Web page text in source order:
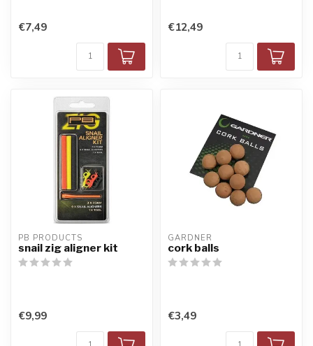
€7,49 €12,49
PB PRODUCTS
snail zig aligner kit
€9,99
GARDNER
cork balls
€3,49